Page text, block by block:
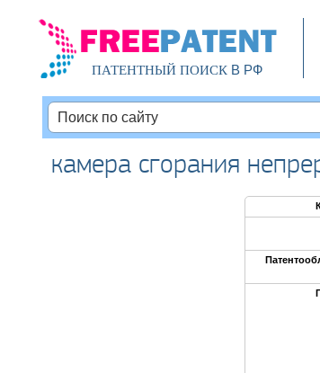
ПАТЕНТНЫЙ ПОИСКВ РФ
камера сгорания